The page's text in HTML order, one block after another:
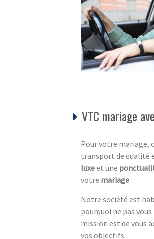
VTC mariage
Pour votre mariage,
transport de qualité
luxeet une
votre mariage.
Notre société est
pourquoi ne pas
mission est de vous
vos objectifs.